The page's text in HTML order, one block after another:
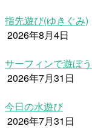
指先遊び(ゆきぐみ)
2026年8月4日
サーフィンで遊ぼう
2026年7月31日
今日の水遊び
2026年7月31日